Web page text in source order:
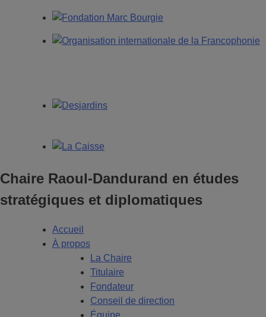
Chaire Raoul-Dandurand en études
stratégiques et diplomatiques
Accueil
À propos
La Chaire
Titulaire
Fondateur
Conseil de direction